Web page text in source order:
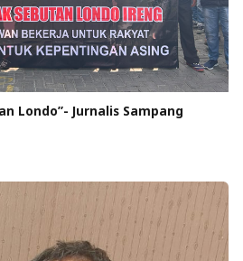
Londo”- Jurnalis Sampang